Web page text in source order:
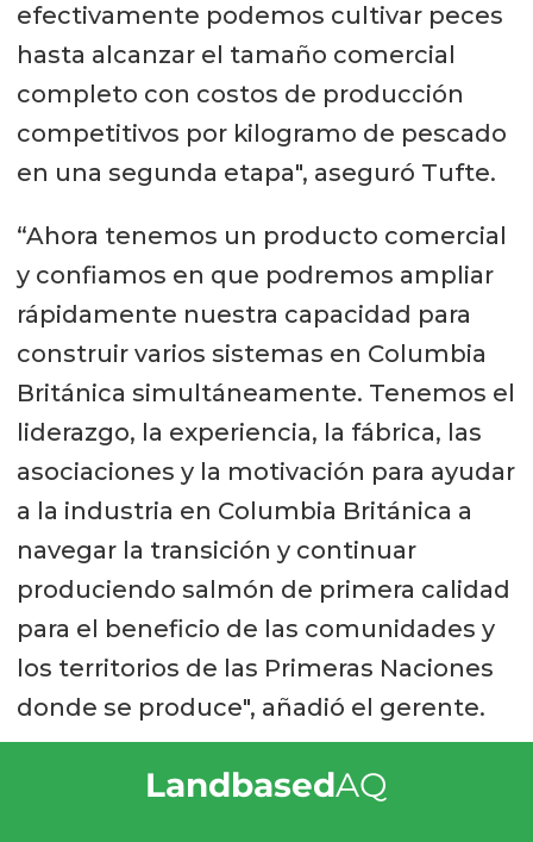
efectivamente podemos cultivar peces
hasta alcanzar el tamaño comercial
completo con costos de producción
competitivos por kilogramo de pescado
en una segunda etapa", aseguró Tufte.
“Ahora tenemos un producto comercial
y confiamos en que podremos ampliar
rápidamente nuestra capacidad para
construir varios sistemas en Columbia
Británica simultáneamente. Tenemos el
liderazgo, la experiencia, la fábrica, las
asociaciones y la motivación para ayudar
a la industria en Columbia Británica a
navegar la transición y continuar
produciendo salmón de primera calidad
para el beneficio de las comunidades y
los territorios de las Primeras Naciones
donde se produce", añadió el gerente.
LandbasedAQ